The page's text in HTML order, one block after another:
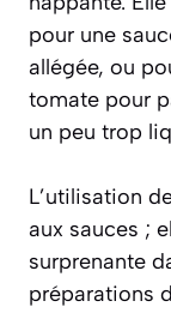
pour une
allégée, ou
tomate pour
un peu trop
L’utilisation
aux sauces ;
surprenante
préparations